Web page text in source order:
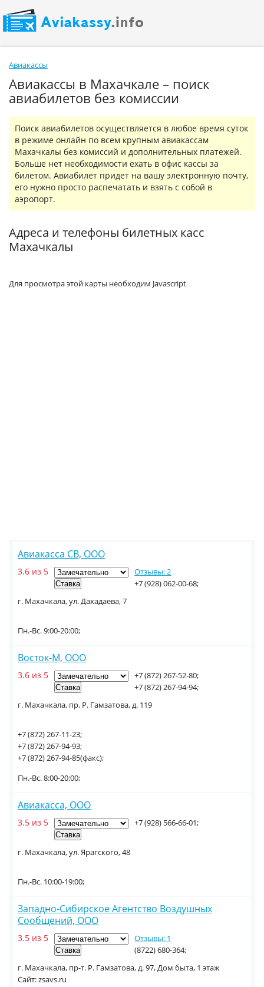
Авиакассы
Авиакассы в Махачкале – поиск
авиабилетов без комиссии
Поиск авиабилетов осуществляется в любое время суток
в режиме онлайн по всем крупным авиакассам
Махачкалы без комиссий и дополнительных платежей.
Больше нет необходимости ехать в офис кассы за
билетом. Авиабилет придет на вашу электронную почту,
его нужно просто распечатать и взять с собой в
аэропорт.
Адреса и телефоны билетных касс
Махачкалы
Для просмотра этой карты необходим Javascript
Авиакасса СВ, ООО
3.6 из 5 Отзывы: 2
г. Махачкала, ул. Дахадаева, 7
+7 (928) 062-00-68;
Пн.-Вс. 9:00-20:00;
Восток-М, ООО
3.6 из 5
г. Махачкала, пр. Р. Гамзатова, д. 119
+7 (872) 267-52-80;
+7 (872) 267-94-94;
+7 (872) 267-11-23;
+7 (872) 267-94-93;
+7 (872) 267-94-85(факс);
Пн.-Вс. 8:00-20:00;
Авиакасса, ООО
3.5 из 5
г. Махачкала, ул. Ярагского, 48
+7 (928) 566-66-01;
Пн.-Вс. 10:00-19:00;
Западно-Сибирское Агентство Воздушных
Сообщений, ООО
3.5 из 5 Отзывы: 1
г. Махачкала, пр-т. Р. Гамзатова, д. 97, Дом быта, 1 этаж
Сайт: zsavs.ru
(8722) 680-364;